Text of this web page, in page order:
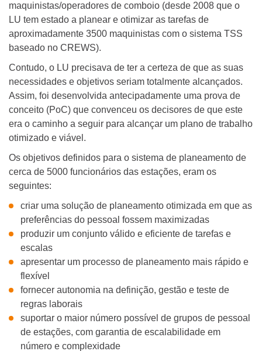
maquinistas/operadores de comboio (desde 2008 que o
LU tem estado a planear e otimizar as tarefas de
aproximadamente 3500 maquinistas com o sistema TSS
baseado no CREWS).
Contudo, o LU precisava de ter a certeza de que as suas
necessidades e objetivos seriam totalmente alcançados.
Assim, foi desenvolvida antecipadamente uma prova de
conceito (PoC) que convenceu os decisores de que este
era o caminho a seguir para alcançar um plano de trabalho
otimizado e viável.
Os objetivos definidos para o sistema de planeamento de
cerca de 5000 funcionários das estações, eram os
seguintes:
criar uma solução de planeamento otimizada em que as
preferências do pessoal fossem maximizadas
produzir um conjunto válido e eficiente de tarefas e
escalas
apresentar um processo de planeamento mais rápido e
flexível
fornecer autonomia na definição, gestão e teste de
regras laborais
suportar o maior número possível de grupos de pessoal
de estações, com garantia de escalabilidade em
número e complexidade